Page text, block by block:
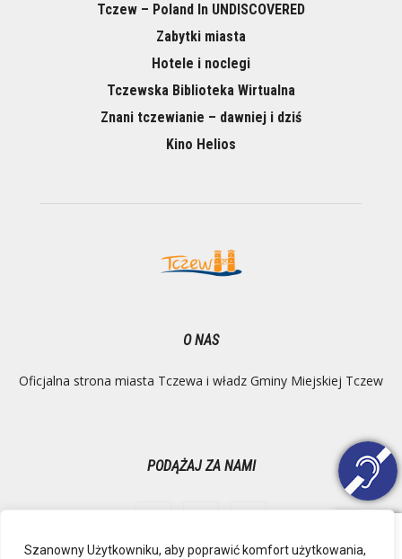
Szanowny Użytkowniku, aby poprawić komfort użytkowania,
Tczew – Poland In UNDISCOVERED
Zabytki miasta
Hotele i noclegi
Tczewska Biblioteka Wirtualna
Znani tczewianie – dawniej i dziś
Kino Helios
O NAS
Oficjalna strona miasta Tczewa i władz Gminy Miejskiej Tczew
PODĄŻAJ ZA NAMI